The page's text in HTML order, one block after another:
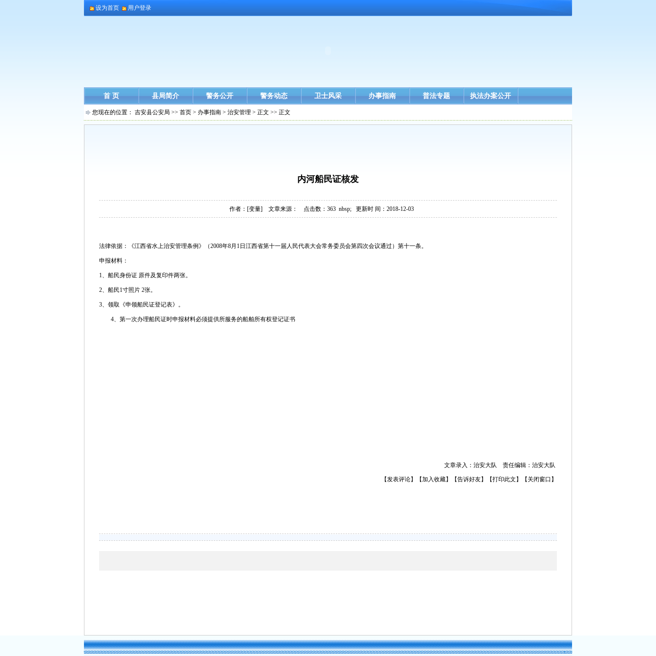
设为首页 用户登录
首 页 县局简介 警务公开 警务动态 卫士风采 办事指南 普法专题 执法办案公开
您现在的位置： 吉安县公安局 >> 首页 > 办事指南 > 治安管理 > 正文 >> 正文
内河船民证核发
作者： [变量] 文章来源： 点击数： 363 nbsp; 更新时 间：2018-12-03
法律依据：《江西省水上治安管理条例》（2008年8月1日江西省第十一届人民代表大会常务委员会第四次会议通过）第十一条。
申报材料：
1、船民身份证 原件及复印件两张。
2、船民1寸照片 2张。
3、领取《申领船民证登记表》。
4、第一次办理船民证时申报材料必须提供所服务的船舶所有权登记证书
文章录入：治安大队 责任编辑：治安大队
【发表评论】【加入收藏】【告诉好友】【打印此文】【关闭窗口】